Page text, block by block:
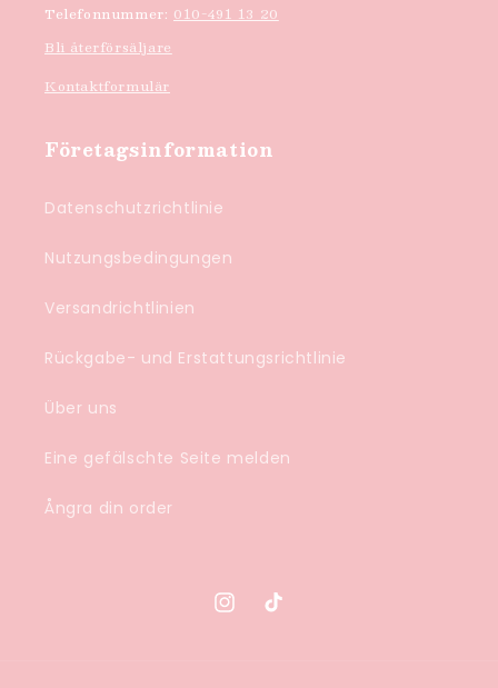
Telefonnummer: 010-491 13 20
Bli återförsäljare
Kontaktformulär
Företagsinformation
Datenschutzrichtlinie
Nutzungsbedingungen
Versandrichtlinien
Rückgabe- und Erstattungsrichtlinie
Über uns
Eine gefälschte Seite melden
Ångra din order
Instagram
TikTok